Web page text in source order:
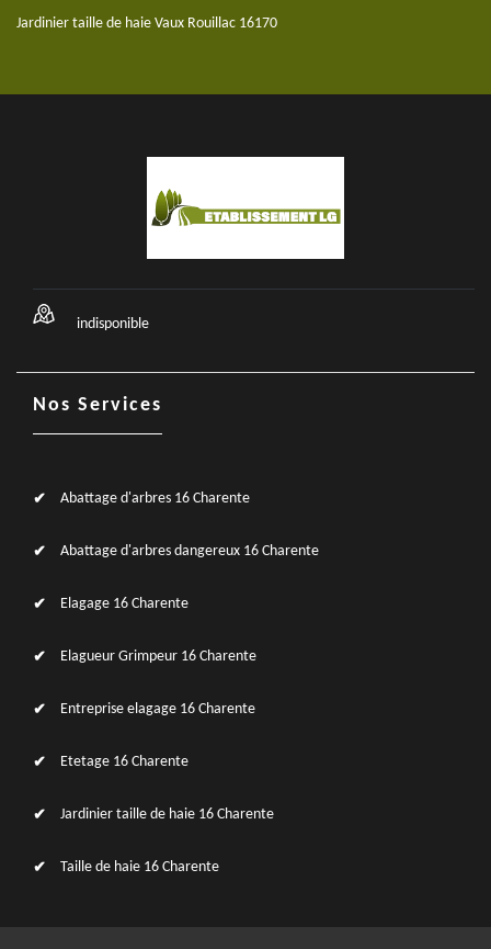
Jardinier taille de haie Vaux Rouillac 16170
indisponible
Nos Services
Abattage d'arbres 16 Charente
Abattage d'arbres dangereux 16 Charente
Elagage 16 Charente
Elagueur Grimpeur 16 Charente
Entreprise elagage 16 Charente
Etetage 16 Charente
Jardinier taille de haie 16 Charente
Taille de haie 16 Charente